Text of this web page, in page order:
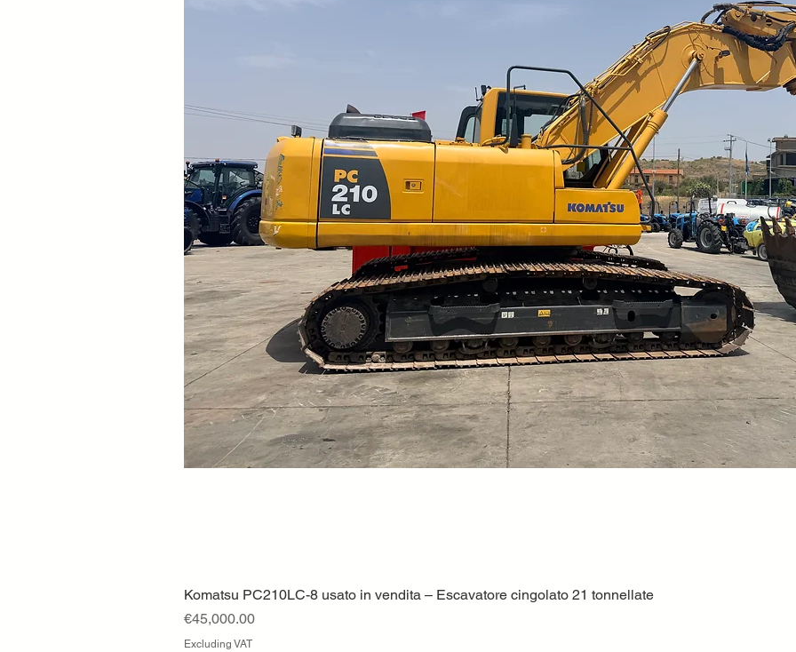
Quick View
Komatsu PC210LC-8 usato in vendita – Escavatore cingolato 21 tonnellate
Price
€45,000.00
Excluding VAT